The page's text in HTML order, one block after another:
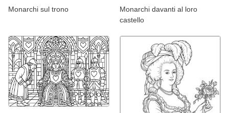
Monarchi sul trono
Monarchi davanti al loro
castello